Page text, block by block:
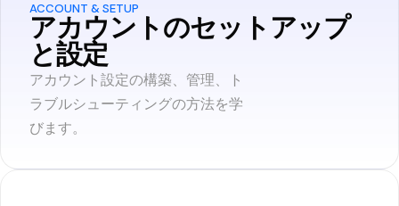
ACCOUNT & SETUP
アカウントのセットアップ
と設定
アカウント設定の構築、管理、ト
ラブルシューティングの方法を学
びます。